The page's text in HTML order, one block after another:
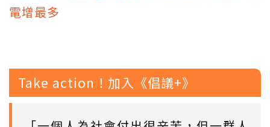
電增最多
Take action！加入《倡議+》